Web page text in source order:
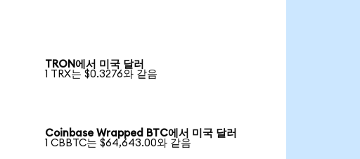
TRON에서 미국 달러
1 TRX는 $0.3276와 같음
Coinbase Wrapped BTC에서 미국 달러
1 CBBTC는 $64,643.00와 같음